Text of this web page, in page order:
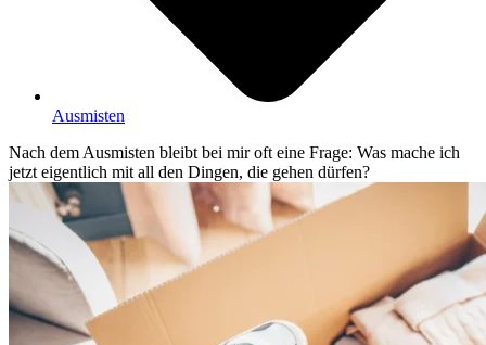
Ausmisten
Nach dem Ausmisten bleibt bei mir oft eine Frage: Was mache ich
jetzt eigentlich mit all den Dingen, die gehen dürfen?